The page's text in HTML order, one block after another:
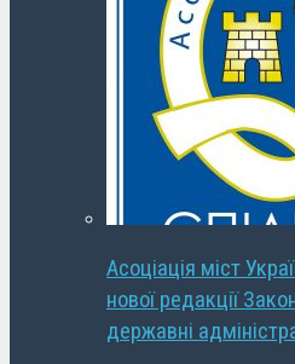
Асоціація міст
нової редакції
державні